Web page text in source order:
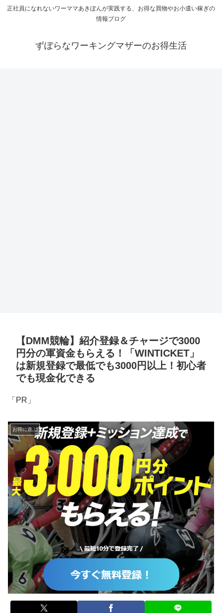
正社員になれないワーママあきぽんが実践する、お得な買物やお小遣い稼ぎの
情報ブログ
ずぼらなワーキングマザーのお得生活
【DMM競輪】紹介登録＆チャージで3000
円分の軍資金もらえる！「WINTICKET」
は新規登録で最低でも3000円以上！初心者
でも現金化できる
「PR」
お得に遊ぶ